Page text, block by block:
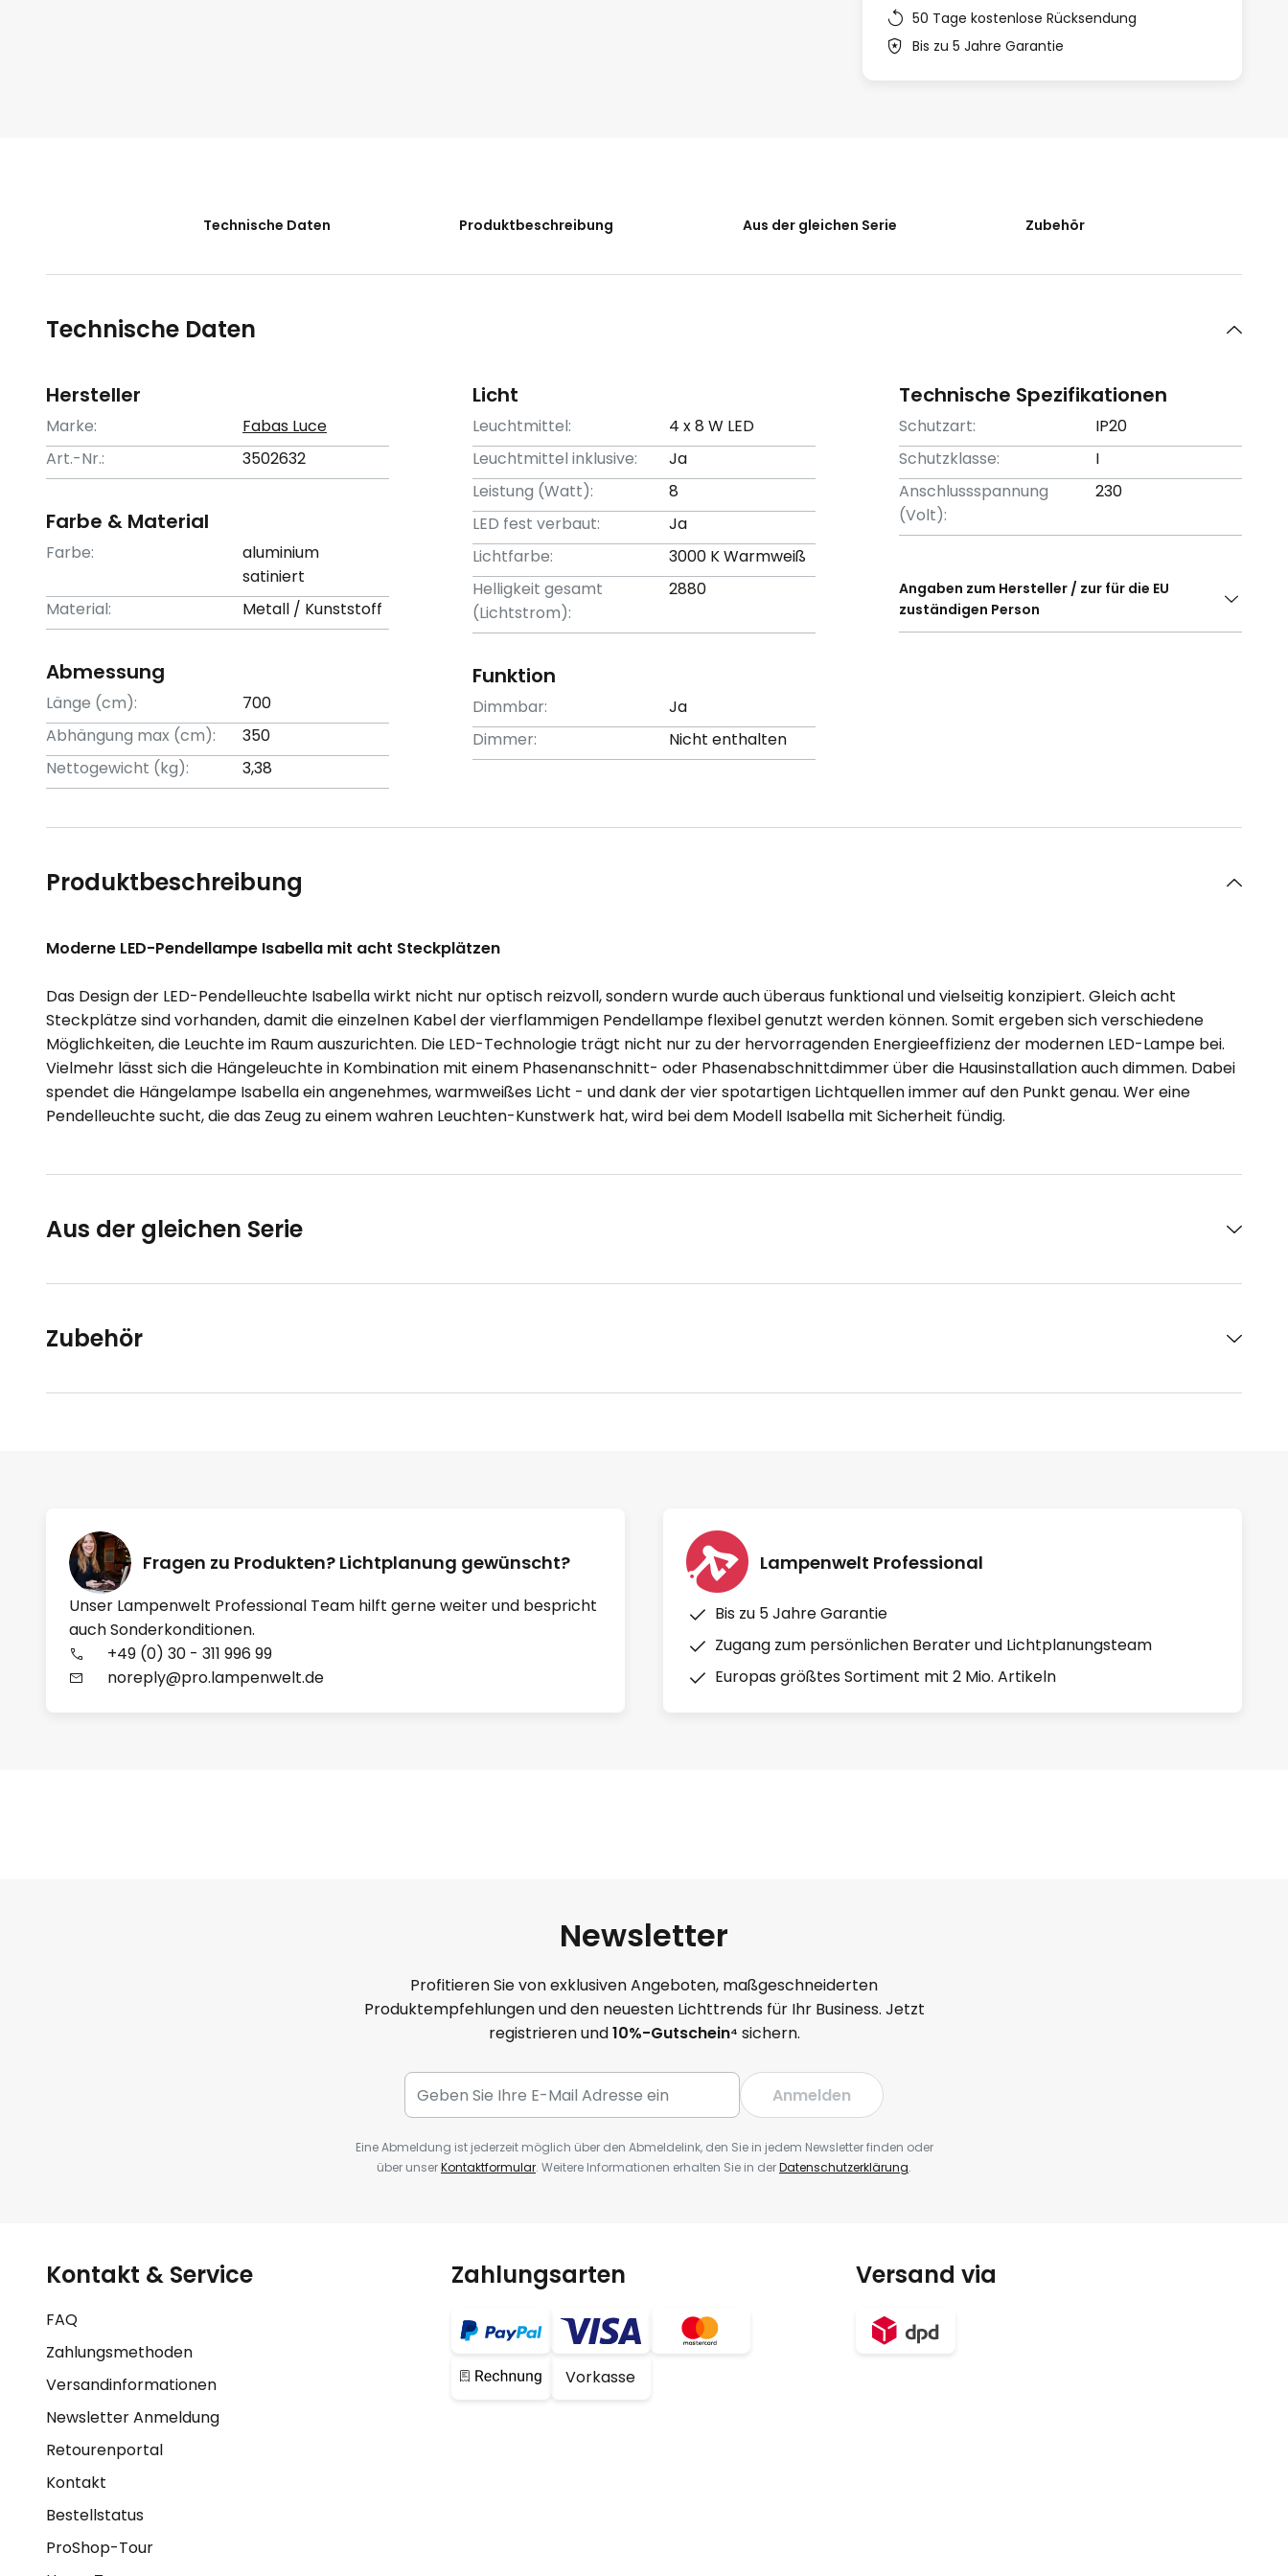
50 Tage kostenlose Rücksendung
Bis zu 5 Jahre Garantie
Technische Daten Produktbeschreibung Aus der gleichen Serie Zubehör
Technische Daten
Hersteller
Marke:
Fabas Luce
Art.-Nr.:
3502632
Farbe & Material
Farbe:
aluminium
satiniert
Material:
Metall / Kunststoff
Abmessung
Länge (cm):
700
Abhängung max (cm):
350
Nettogewicht (kg):
3,38
Licht
Leuchtmittel:
4 x 8 W LED
Leuchtmittel inklusive:
Ja
Leistung (Watt):
8
LED fest verbaut:
Ja
Lichtfarbe:
3000 K Warmweiß
Helligkeit gesamt
(Lichtstrom):
2880
Funktion
Dimmbar:
Ja
Dimmer:
Nicht enthalten
Technische Spezifikationen
Schutzart:
IP20
Schutzklasse:
I
Anschlussspannung
(Volt):
230
Angaben zum Hersteller / zur für die EU
zuständigen Person
Produktbeschreibung
Moderne LED-Pendellampe Isabella mit acht Steckplätzen
Das Design der LED-Pendelleuchte Isabella wirkt nicht nur optisch reizvoll, sondern wurde auch überaus funktional und vielseitig konzipiert. Gleich acht
Steckplätze sind vorhanden, damit die einzelnen Kabel der vierflammigen Pendellampe flexibel genutzt werden können. Somit ergeben sich verschiedene
Möglichkeiten, die Leuchte im Raum auszurichten. Die LED-Technologie trägt nicht nur zu der hervorragenden Energieeffizienz der modernen LED-Lampe bei.
Vielmehr lässt sich die Hängeleuchte in Kombination mit einem Phasenanschnitt- oder Phasenabschnittdimmer über die Hausinstallation auch dimmen. Dabei
spendet die Hängelampe Isabella ein angenehmes, warmweißes Licht - und dank der vier spotartigen Lichtquellen immer auf den Punkt genau. Wer eine
Pendelleuchte sucht, die das Zeug zu einem wahren Leuchten-Kunstwerk hat, wird bei dem Modell Isabella mit Sicherheit fündig.
Aus der gleichen Serie
Zubehör
Fragen zu Produkten? Lichtplanung gewünscht?
Unser Lampenwelt Professional Team hilft gerne weiter und bespricht
auch Sonderkonditionen.
+49 (0) 30 - 311 996 99
noreply@pro.lampenwelt.de
Lampenwelt Professional
Bis zu 5 Jahre Garantie
Zugang zum persönlichen Berater und Lichtplanungsteam
Europas größtes Sortiment mit 2 Mio. Artikeln
Newsletter
Profitieren Sie von exklusiven Angeboten, maßgeschneiderten
Produktempfehlungen und den neuesten Lichttrends für Ihr Business. Jetzt
registrieren und10%-Gutschein⁴ sichern.
Anmelden
Eine Abmeldung ist jederzeit möglich über den Abmeldelink, den Sie in jedem Newsletter finden oder
über unserKontaktformular. Weitere Informationen erhalten Sie in derDatenschutzerklärung.
Kontakt & Service
FAQ
Zahlungsmethoden
Versandinformationen
Newsletter Anmeldung
Retourenportal
Kontakt
Bestellstatus
ProShop-Tour
Zahlungsarten
Vorkasse
Versand via